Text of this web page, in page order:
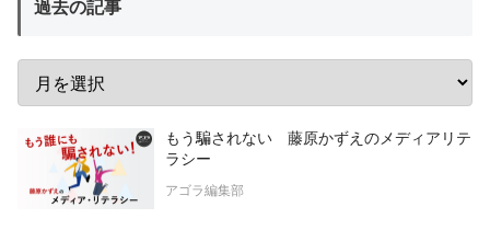
過去の記事
もう騙されない 藤原かずえのメディアリテ
ラシー
アゴラ編集部